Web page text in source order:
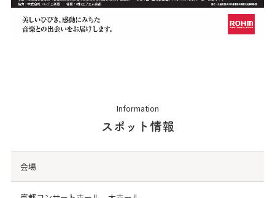
Information
スポット情報
会場